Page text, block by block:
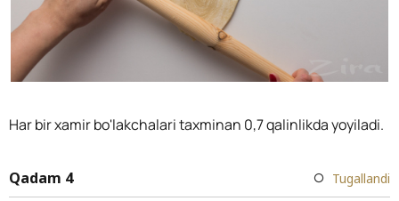
Har bir xamir bo'lakchalari taxminan 0,7 qalinlikda yoyiladi.
Qadam 4 Tugallandi